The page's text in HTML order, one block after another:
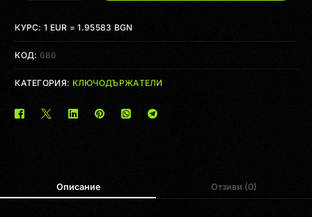
КУРС: 1 EUR = 1.95583 BGN
КОД: 686
КАТЕГОРИЯ: КЛЮЧОДЪРЖАТЕЛИ
Описание Отзиви (0)